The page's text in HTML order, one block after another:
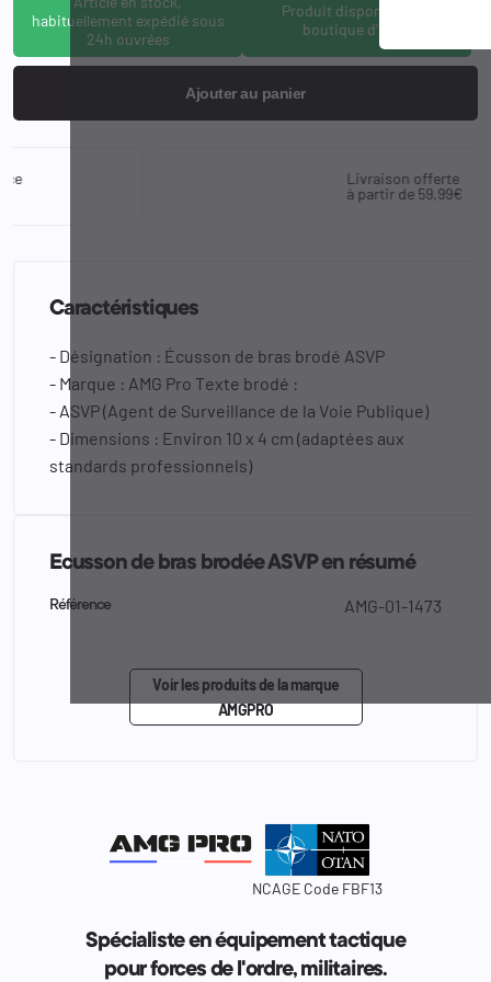
habituellement expédié sous
24h ouvrées
Produit disponible à la
boutique d'Osny
Ajouter au panier
Livraison offerte
à partir de 59,99€
Caractéristiques
- Désignation : Écusson de bras brodé ASVP
- Marque : AMG Pro Texte brodé :
- ASVP (Agent de Surveillance de la Voie Publique)
- Dimensions : Environ 10 x 4 cm (adaptées aux
standards professionnels)
Ecusson de bras brodée ASVP en résumé
Référence AMG-01-1473
Voir les produits de la marque
AMGPRO
NCAGE Code FBF13
Spécialiste en équipement tactique
pour forces de l'ordre, militaires.